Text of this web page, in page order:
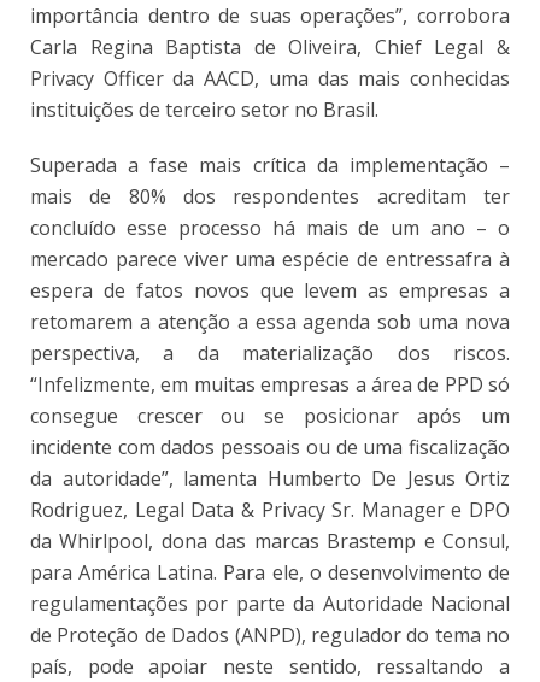
importância dentro de suas operações”, corrobora
Carla Regina Baptista de Oliveira, Chief Legal &
Privacy Officer da AACD, uma das mais conhecidas
instituições de terceiro setor no Brasil.
Superada a fase mais crítica da implementação –
mais de 80% dos respondentes acreditam ter
concluído esse processo há mais de um ano – o
mercado parece viver uma espécie de entressafra à
espera de fatos novos que levem as empresas a
retomarem a atenção a essa agenda sob uma nova
perspectiva, a da materialização dos riscos.
“Infelizmente, em muitas empresas a área de PPD só
consegue crescer ou se posicionar após um
incidente com dados pessoais ou de uma fiscalização
da autoridade”, lamenta Humberto De Jesus Ortiz
Rodriguez, Legal Data & Privacy Sr. Manager e DPO
da Whirlpool, dona das marcas Brastemp e Consul,
para América Latina. Para ele, o desenvolvimento de
regulamentações por parte da Autoridade Nacional
de Proteção de Dados (ANPD), regulador do tema no
país, pode apoiar neste sentido, ressaltando a